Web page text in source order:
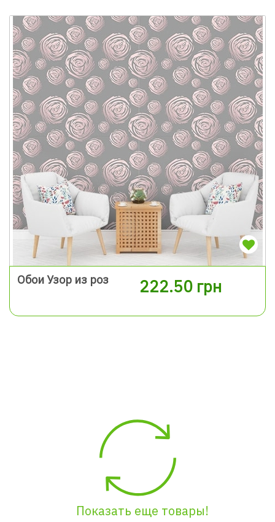
Обои Узор из роз 222.50 грн
Показать еще товары!